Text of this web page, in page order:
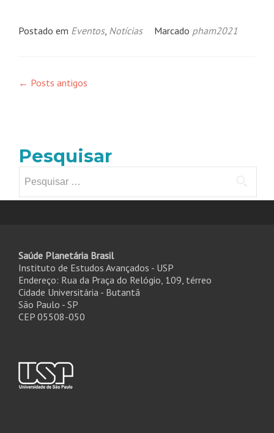
Postado em Eventos, Notícias Marcado pham2021
Navegação
← Posts antigos
Pesquisar
por:
Saúde Planetária Brasil
Instituto de Estudos Avançados - USP
Endereço: Rua da Praça do Relógio, 109, térreo
Cidade Universitária - Butantã
São Paulo - SP
CEP 05508-050